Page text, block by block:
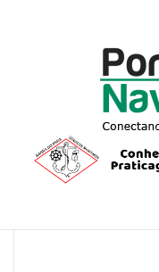
CONECTANDO A